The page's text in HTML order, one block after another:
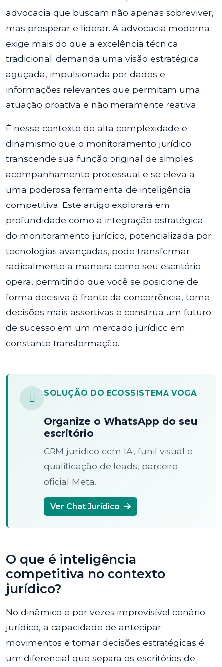
advocacia que buscam não apenas sobreviver,
mas prosperar e liderar. A advocacia moderna
exige mais do que a excelência técnica
tradicional; demanda uma visão estratégica
aguçada, impulsionada por dados e
informações relevantes que permitam uma
atuação proativa e não meramente reativa.
É nesse contexto de alta complexidade e
dinamismo que o monitoramento jurídico
transcende sua função original de simples
acompanhamento processual e se eleva a
uma poderosa ferramenta de inteligência
competitiva. Este artigo explorará em
profundidade como a integração estratégica
do monitoramento jurídico, potencializada por
tecnologias avançadas, pode transformar
radicalmente a maneira como seu escritório
opera, permitindo que você se posicione de
forma decisiva à frente da concorrência, tome
decisões mais assertivas e construa um futuro
de sucesso em um mercado jurídico em
constante transformação.
SOLUÇÃO DO ECOSSISTEMA VOGA
Organize o WhatsApp do seu
escritório
CRM jurídico com IA, funil visual e
qualificação de leads, parceiro
oficial Meta.
Ver Chat Jurídico
O que é inteligência
competitiva no contexto
jurídico?
No dinâmico e por vezes imprevisível cenário
jurídico, a capacidade de antecipar
movimentos e tomar decisões estratégicas é
um diferencial que separa os escritórios de